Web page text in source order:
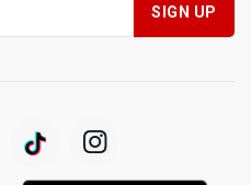
Belum Cukup
Sebut Investor
Penangkapan Dua
Presiden, Nilai